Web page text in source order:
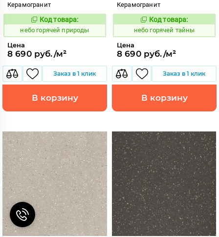
Керамогранит
1112100
Код товара:
небо горячей природы
Цена
8 690 руб./м²
Заказ в 1 клик
В корзину
Керамогранит
1112101
Код товара:
небо горячей тайны
Цена
8 690 руб./м²
Заказ в 1 клик
В корзину